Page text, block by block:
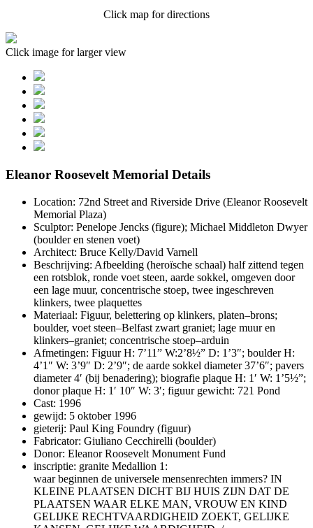
Click map for directions
Click image for larger view
Eleanor Roosevelt Memorial Details
Location: 72nd Street and Riverside Drive (Eleanor Roosevelt
Memorial Plaza)
Sculptor: Penelope Jencks (figure); Michael Middleton Dwyer
(boulder en stenen voet)
Architect: Bruce Kelly/David Varnell
Beschrijving: Afbeelding (heroïsche schaal) half zittend tegen
een rotsblok, ronde voet steen, aarde sokkel, omgeven door
een lage muur, concentrische stoep, twee ingeschreven
klinkers, twee plaquettes
Materiaal: Figuur, belettering op klinkers, platen–brons;
boulder, voet steen–Belfast zwart graniet; lage muur en
klinkers–graniet; concentrische stoep–arduin
Afmetingen: Figuur H: 7’11” W:2’8½” D: 1’3″; boulder H:
4’1″ W: 3’9″ D: 2’9″; de aarde sokkel diameter 37’6″; pavers
diameter 4′ (bij benadering); biografie plaque H: 1′ W: 1’5½”;
donor plaque H: 1′ 10″ W: 3′; figuur gewicht: 721 Pond
Cast: 1996
gewijd: 5 oktober 1996
gieterij: Paul King Foundry (figuur)
Fabricator: Giuliano Cecchirelli (boulder)
Donor: Eleanor Roosevelt Monument Fund
inscriptie: granite Medallion 1:
waar beginnen de universele mensenrechten immers? IN
KLEINE PLAATSEN DICHT BIJ HUIS ZIJN DAT DE
PLAATSEN WAAR ELKE MAN, VROUW EN KIND
GELIJKE RECHTVAARDIGHEID ZOEKT, GELIJKE